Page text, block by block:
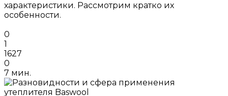
характеристики. Рассмотрим кратко их
особенности.
0
1
1627
0
7 мин.